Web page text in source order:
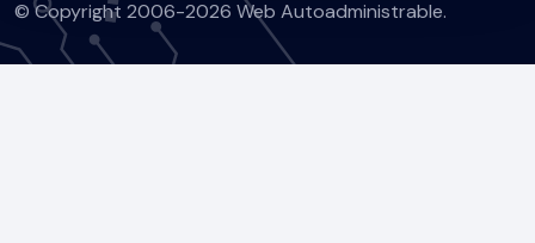
© Copyright 2006-2026 Web Autoadministrable.